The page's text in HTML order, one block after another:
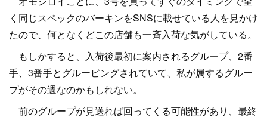
く同じスペックのバーキンをSNSに載せている人を見かけ
たので、何となくどこの店舗も一斉入荷な気がしている。
もしかすると、入荷後最初に案内されるグループ、2番
手、3番手とグルーピングされていて、私が属するグルー
プがその週なのかもしれない。
前のグループが見送れば回ってくる可能性があり、最終